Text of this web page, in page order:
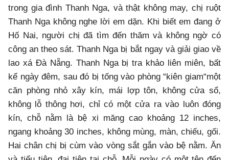
trong gia đình Thanh Nga, và thật không may, chị ruột
Thanh Nga không nghe lời em dặn. Khi biết em đang ở
Hố Nai, người chị đã tìm đến thăm và không ngờ có
công an theo sát. Thanh Nga bị bắt ngay và giải giao về
lao xá Đà Nẵng. Thanh Nga bị tra khảo liên miên, bất
kể ngày đêm, sau đó bị tống vào phòng “kiên giam“một
căn phòng nhỏ xây kín, mái lợp tôn, không cửa sổ,
không lỗ thông hơi, chỉ có một cửa ra vào luôn đóng
kín, chỗ nằm là bệ xi măng cao khoảng 12 inches,
ngang khoảng 30 inches, không mùng, màn, chiếu, gối.
Hai chân chị bị cùm vào vòng sắt gắn vào bệ nằm. Ăn